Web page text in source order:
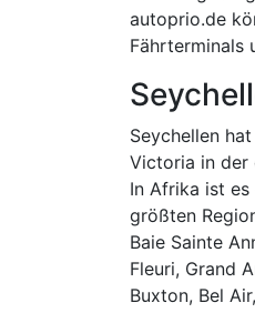
autoprio.de
Fährterminals
Seychellen
Victoria in der
In Afrika ist
größten
Baie Sainte
Fleuri, Grand
Buxton, Bel